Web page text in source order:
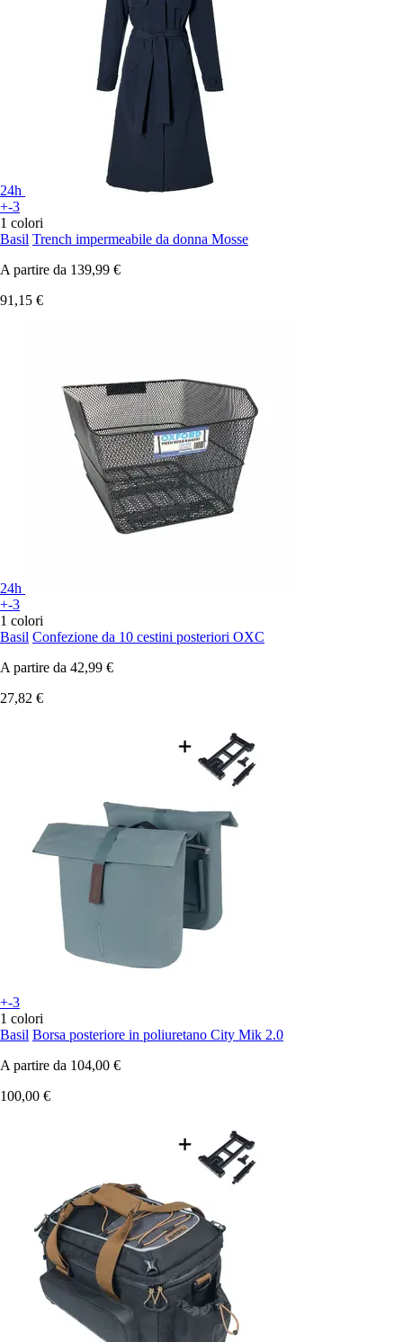
24h
+-3
1 colori
Basil Trench impermeabile da donna Mosse
A partire da 139,99 €
91,15 €
24h
+-3
1 colori
Basil Confezione da 10 cestini posteriori OXC
A partire da 42,99 €
27,82 €
+-3
1 colori
Basil Borsa posteriore in poliuretano City Mik 2.0
A partire da 104,00 €
100,00 €